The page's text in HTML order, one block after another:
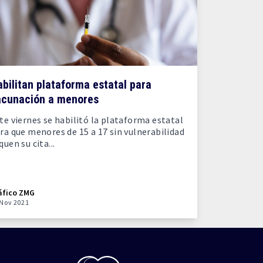
plataforma estatal para
a menores
viernes se habilitó la plataforma estatal
que menores de 15 a 17 sin vulnerabilidad
su cita...
ZMG
2021